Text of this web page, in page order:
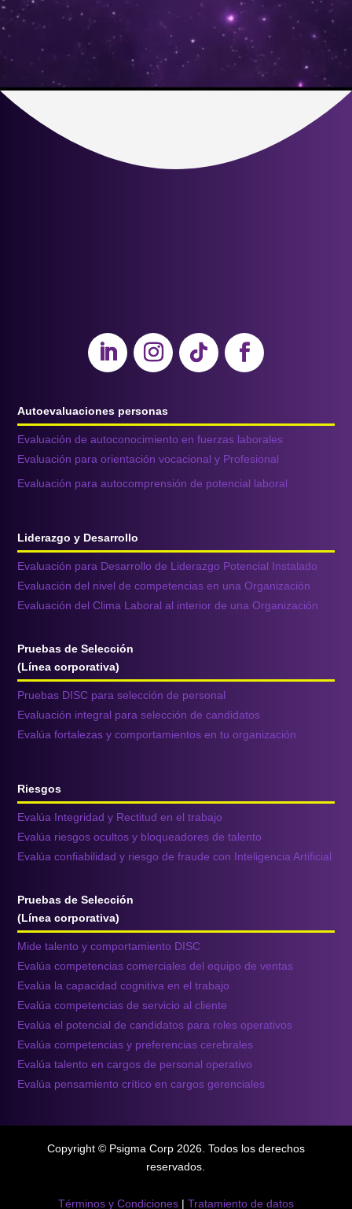
Autoevaluaciones personas
Evaluación de autoconocimiento en fuerzas laborales
Evaluación para orientación vocacional y Profesional
Evaluación para autocomprensión de potencial laboral
Liderazgo y Desarrollo
Evaluación para Desarrollo de Liderazgo Potencial Instalado
Evaluación del nivel de competencias en una Organización
Evaluación del Clima Laboral al interior de una Organización
Pruebas de Selección
(Línea corporativa)
Pruebas DISC para selección de personal
Evaluación integral para selección de candidatos
Evalúa fortalezas y comportamientos en tu organización
Riesgos
Evalúa Integridad y Rectitud en el trabajo
Evalúa riesgos ocultos y bloqueadores de talento
Evalúa confiabilidad y riesgo de fraude con Inteligencia Artificial
Pruebas de Selección
(Línea corporativa)
Mide talento y comportamiento DISC
Evalúa competencias comerciales del equipo de ventas
Evalúa la capacidad cognitiva en el trabajo
Evalúa competencias de servicio al cliente
Evalúa el potencial de candidatos para roles operativos
Evalúa competencias y preferencias cerebrales
Evalúa talento en cargos de personal operativo
Evalúa pensamiento crítico en cargos gerenciales
Copyright © Psigma Corp 2026. Todos los derechos
reservados.
Términos y Condiciones| Tratamiento de datos